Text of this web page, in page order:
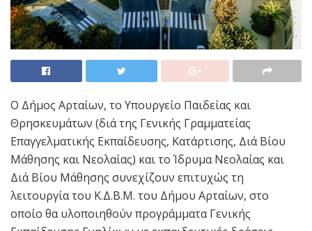
Ο Δήμος Αρταίων, το Υπουργείο Παιδείας και
Θρησκευμάτων (διά της Γενικής Γραμματείας
Επαγγελματικής Εκπαίδευσης, Κατάρτισης, Διά Βίου
Μάθησης και Νεολαίας) και το Ίδρυμα Νεολαίας και
Διά Βίου Μάθησης συνεχίζουν επιτυχώς τη
λειτουργία του Κ.Δ.Β.Μ. του Δήμου Αρταίων, στο
οποίο θα υλοποιηθούν προγράμματα Γενικής